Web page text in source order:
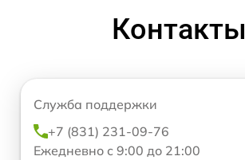
Контакты
Служба поддержки
+7 (831) 231-09-76
Ежедневно с 9:00 до 21:00